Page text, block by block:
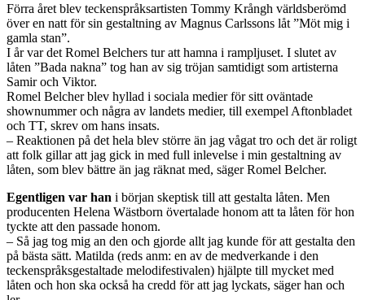
Förra året blev teckenspråksartisten Tommy Krångh världsberömd
över en natt för sin gestaltning av Magnus Carlssons låt ”Möt mig i
gamla stan”.
I år var det Romel Belchers tur att hamna i rampljuset. I slutet av
låten ”Bada nakna” tog han av sig tröjan samtidigt som artisterna
Samir och Viktor.
Romel Belcher blev hyllad i sociala medier för sitt oväntade
shownummer och några av landets medier, till exempel Aftonbladet
och TT, skrev om hans insats.
– Reaktionen på det hela blev större än jag vågat tro och det är roligt
att folk gillar att jag gick in med full inlevelse i min gestaltning av
låten, som blev bättre än jag räknat med, säger Romel Belcher.
Egentligen var han i början skeptisk till att gestalta låten. Men
producenten Helena Wästborn övertalade honom att ta låten för hon
tyckte att den passade honom.
– Så jag tog mig an den och gjorde allt jag kunde för att gestalta den
på bästa sätt. Matilda (reds anm: en av de medverkande i den
teckenspråksgestaltade melodifestivalen) hjälpte till mycket med
låten och hon ska också ha credd för att jag lyckats, säger han och